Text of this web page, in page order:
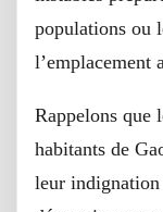
populations ou
l’emplacement
Rappelons que
habitants de
leur indignation